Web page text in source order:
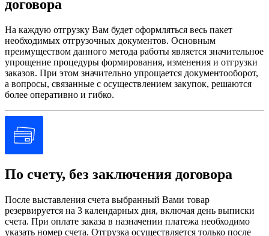
договора
На каждую отгрузку Вам будет оформляться весь пакет
необходимых отгрузочных документов. Основным
преимуществом данного метода работы является значительное
упрощение процедуры формирования, изменения и отгрузки
заказов. При этом значительно упрощается документооборот,
а вопросы, связанные с осуществлением закупок, решаются
более оперативно и гибко.
По счету, без заключения договора
После выставления счета выбранный Вами товар
резервируется на 3 календарных дня, включая день выписки
счета. При оплате заказа в назначении платежа необходимо
указать номер счета. Отгрузка осуществляется только после